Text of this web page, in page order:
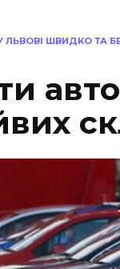
ЛЬВОВІ ШВИДКО ТА